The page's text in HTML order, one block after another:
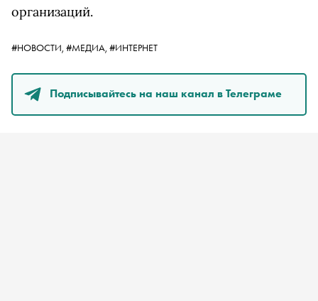
организаций.
#НОВОСТИ, #МЕДИА, #ИНТЕРНЕТ
Подписывайтесь на наш канал в Телеграме